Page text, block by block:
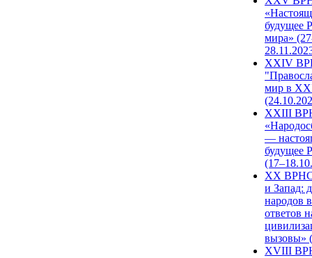
будущее
мира»
XXIV
мир в
XXIII
—
будущее
XX ВРНС
и Запад:
народов
ответов
вызовы»
XVIII